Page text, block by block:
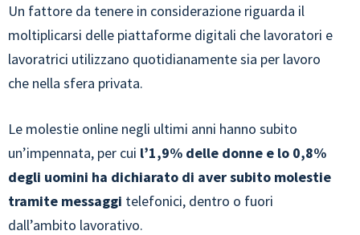
Un fattore da tenere in considerazione riguarda il
moltiplicarsi delle piattaforme digitali che lavoratori e
lavoratrici utilizzano quotidianamente sia per lavoro
che nella sfera privata.
Le molestie online negli ultimi anni hanno subito
un’impennata, per cui l’1,9% delle donne e lo 0,8%
degli uomini ha dichiarato di aver subito molestie
tramite messaggi telefonici, dentro o fuori
dall’ambito lavorativo.